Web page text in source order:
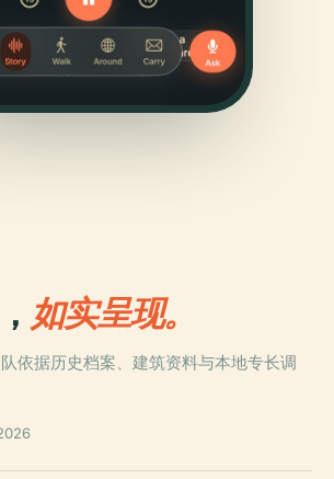
如实呈现。
依据历史档案、建筑资料与本地专长调